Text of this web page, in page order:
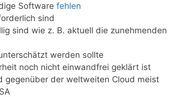
Software fehlen
sind
sind wie z. B. aktuell die zunehmenden
werden sollte
noch nicht einwandfrei geklärt ist
gegenüber der weltweiten Cloud meist